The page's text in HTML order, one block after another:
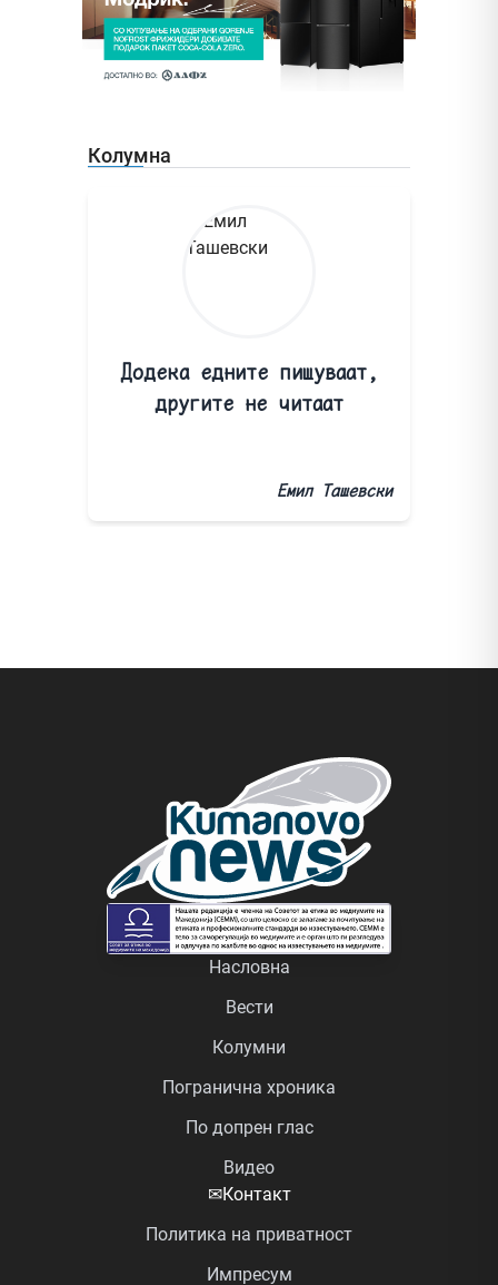
Колумна
Додека едните пишуваат,
другите не читаат
Емил Ташевски
Насловна
Вести
Колумни
Погранична хроника
По допрен глас
Видео
✉Контакт
Политика на приватност
Импресум